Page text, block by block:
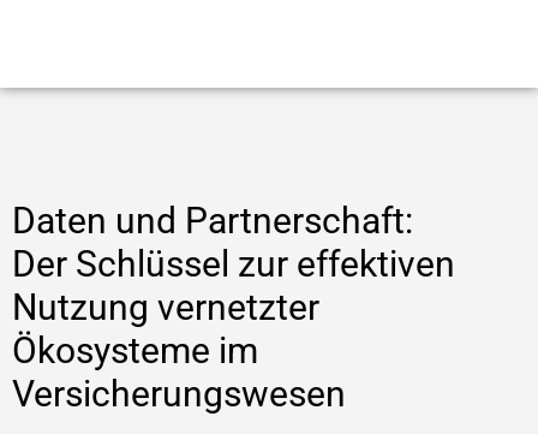
Daten und Partnerschaft:
Der Schlüssel zur effektiven
Nutzung vernetzter
Ökosysteme im
Versicherungswesen